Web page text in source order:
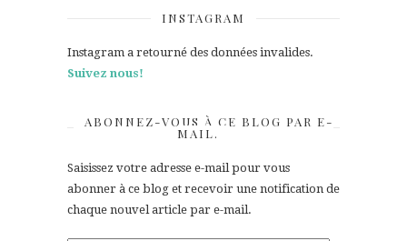
INSTAGRAM
Instagram a retourné des données invalides.
Suivez nous!
ABONNEZ-VOUS À CE BLOG PAR E-
MAIL.
Saisissez votre adresse e-mail pour vous
abonner à ce blog et recevoir une notification de
chaque nouvel article par e-mail.